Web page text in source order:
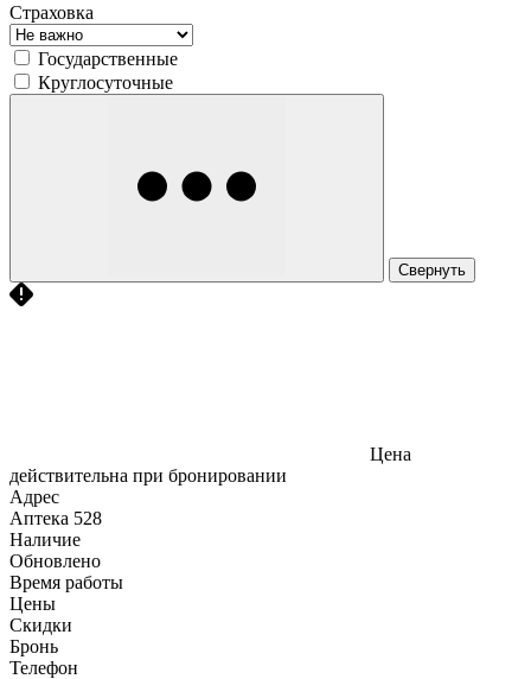
Страховка
Государственные
Круглосуточные
Свернуть
Цена
действительна при бронировании
Адрес
Аптека 528
Наличие
Обновлено
Время работы
Цены
Скидки
Бронь
Телефон